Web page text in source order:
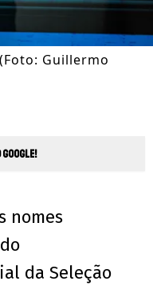
Guillermo
Google!
nomes
da Seleção